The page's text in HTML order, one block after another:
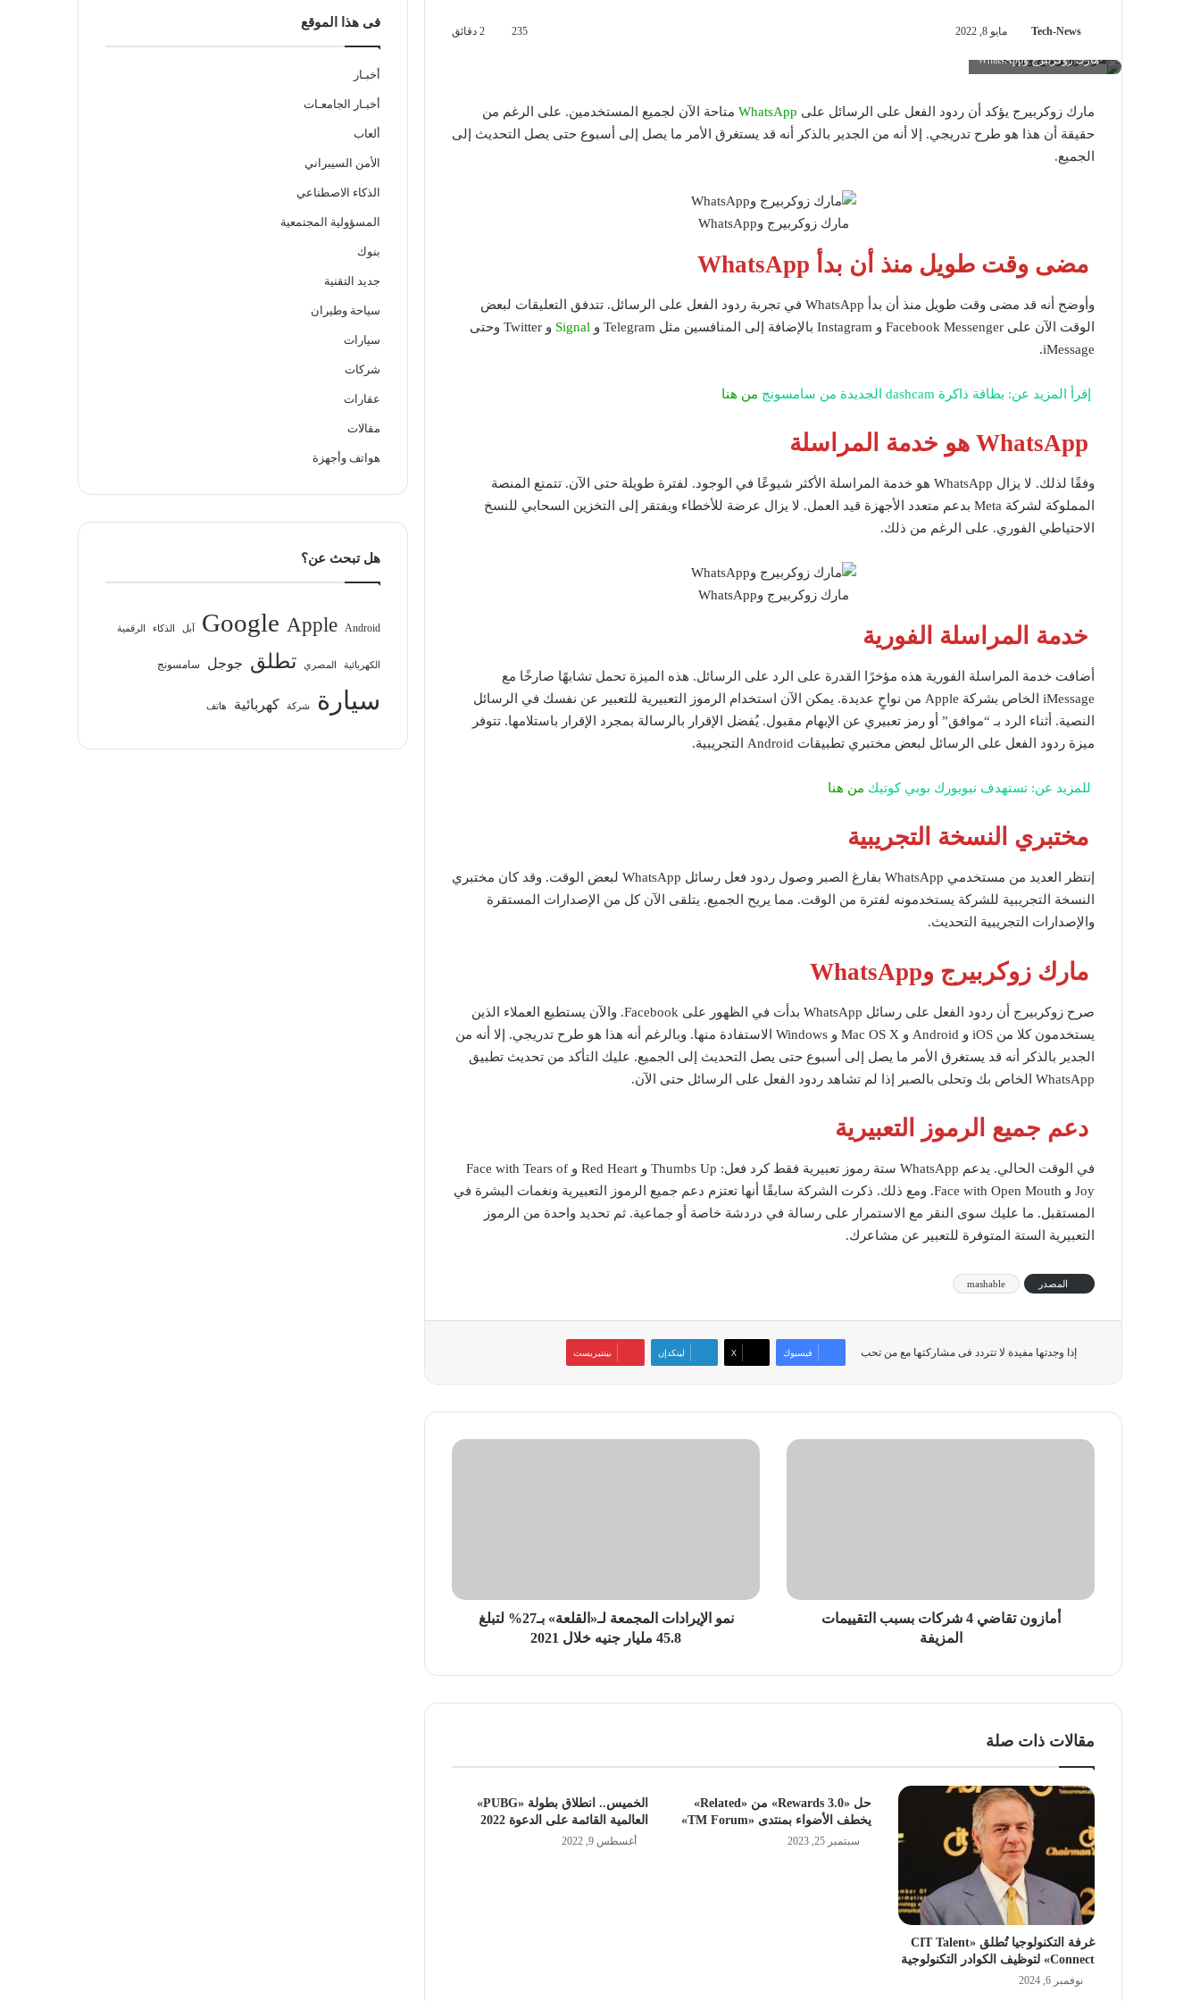
Tech-News مايو 8, 2022 235
مارك زوكربيرج وWhatsApp
مارك زوكربيرج يؤكد أن ردود الفعل على الرسائل على WhatsApp متاحة الآن لجميع المستخدمين. على الرغم من
حقيقة أن هذا هو طرح تدريجي. إلا أنه من الجدير بالذكر أنه قد يستغرق الأمر ما يصل إلى أسبوع حتى يصل التحديث إلى
الجميع.
مارك زوكربيرج وWhatsApp
مضى وقت طويل منذ أن بدأ WhatsApp
وأوضح أنه قد مضى وقت طويل منذ أن بدأ WhatsApp في تجربة ردود الفعل على الرسائل. تتدفق التعليقات لبعض
الوقت الآن على Facebook Messenger و Instagram بالإضافة إلى المنافسين مثل Telegram و
Signal
و Twitter وحتى
iMessage.
إقرأ المزيد عن: بطاقة ذاكرة dashcam الجديدة من سامسونج من هنا
WhatsApp هو خدمة المراسلة
وفقًا لذلك. لا يزال WhatsApp هو خدمة المراسلة الأكثر شيوعًا في الوجود. لفترة طويلة حتى الآن. تتمتع المنصة
المملوكة لشركة Meta بدعم متعدد الأجهزة قيد العمل. لا يزال عرضة للأخطاء ويفتقر إلى التخزين السحابي للنسخ
الاحتياطي الفوري. على الرغم من ذلك.
مارك زوكربيرج وWhatsApp
خدمة المراسلة الفورية
أضافت خدمة المراسلة الفورية هذه مؤخرًا القدرة على الرد على الرسائل. هذه الميزة تحمل تشابهًا صارخًا مع
iMessage الخاص بشركة Apple من نواحٍ عديدة. يمكن الآن استخدام الرموز التعبيرية للتعبير عن نفسك في الرسائل
النصية. أثناء الرد بـ “موافق” أو رمز تعبيري عن الإبهام مقبول. يُفضل الإقرار بالرسالة بمجرد الإقرار باستلامها. تتوفر
ميزة ردود الفعل على الرسائل لبعض مختبري تطبيقات Android التجريبية.
للمزيد عن: تستهدف نيويورك بوبي كوتيك من هنا
مختبري النسخة التجريبية
إنتظر العديد من مستخدمي WhatsApp بفارغ الصبر وصول ردود فعل رسائل WhatsApp لبعض الوقت. وقد كان مختبري
النسخة التجريبية للشركة يستخدمونه لفترة من الوقت. مما يريح الجميع. يتلقى الآن كل من الإصدارات المستقرة
والإصدارات التجريبية التحديث.
مارك زوكربيرج وWhatsApp
صرح زوكربيرج أن ردود الفعل على رسائل WhatsApp بدأت في الظهور على Facebook. والآن يستطيع العملاء الذين
يستخدمون كلا من iOS و Android و Mac OS X و Windows الاستفادة منها. وبالرغم أنه هذا هو طرح تدريجي. إلا أنه من
الجدير بالذكر أنه قد يستغرق الأمر ما يصل إلى أسبوع حتى يصل التحديث إلى الجميع. عليك التأكد من تحديث تطبيق
WhatsApp الخاص بك وتحلى بالصبر إذا لم تشاهد ردود الفعل على الرسائل حتى الآن.
دعم جميع الرموز التعبيرية
في الوقت الحالي. يدعم WhatsApp ستة رموز تعبيرية فقط كرد فعل: Thumbs Up و Red Heart و Face with Tears of
Joy و Face with Open Mouth. ومع ذلك. ذكرت الشركة سابقًا أنها تعتزم دعم جميع الرموز التعبيرية ونغمات البشرة في
المستقبل. ما عليك سوى النقر مع الاستمرار على رسالة في دردشة خاصة أو جماعية. ثم تحديد واحدة من الرموز
التعبيرية الستة المتوفرة للتعبير عن مشاعرك.
المصدر mashable
إذا وجدتها مفيدة لا تتردد فى مشاركتها مع من تحب فيسبوك ‫X لينكدإن بينتيريست
أمازون
أمازون تقاضي 4 شركات بسبب التقييمات
المزيفة
نمو
جنيه
نمو الإيرادات المجمعة لـ«القلعة» بـ27% لتبلغ
45.8 مليار جنيه خلال 2021
مقالات ذات صلة
غرفة التكنولوجيا تُطلق «CIT Talent
Connect» لتوظيف الكوادر التكنولوجية
نوفمبر 6, 2024
حل «Rewards 3.0» من «Related»
يخطف الأضواء بمنتدى «TM Forum»
سبتمبر 25, 2023
الخميس.. انطلاق بطولة «PUBG»
العالمية القائمة على الدعوة 2022
أغسطس 9, 2022
فى هذا الموقع
أخبـار
أخبـار الجامعـات
ألعاب
الأمن السيبراني
الذكاء الاصطناعي
المسؤولية المجتمعية
بنوك
جديد التقنية
سياحة وطيران
سيارات
شركات
عقارات
مقالات
هواتف وأجهزة
هل تبحث عن؟
Android
Apple
Google آبل الذكاء الرقمية
الكهربائية المصري تطلق جوجل سامسونج
سيارة شركة كهربائية هاتف